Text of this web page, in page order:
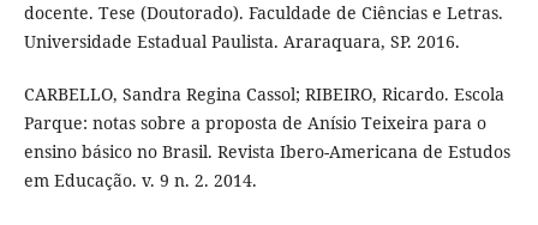
docente. Tese (Doutorado). Faculdade de Ciências e Letras.
Universidade Estadual Paulista. Araraquara, SP. 2016.
CARBELLO, Sandra Regina Cassol; RIBEIRO, Ricardo. Escola
Parque: notas sobre a proposta de Anísio Teixeira para o
ensino básico no Brasil. Revista Ibero-Americana de Estudos
em Educação. v. 9 n. 2. 2014.